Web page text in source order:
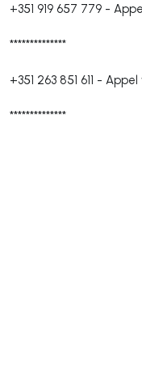
+351 919 657 779 -
**************
+351 263 851 611 - Appel
**************